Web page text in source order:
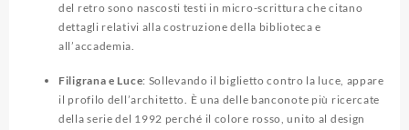
del retro sono nascosti testi in micro-scrittura che citano
dettagli relativi alla costruzione della biblioteca e
all’accademia.
Filigrana e Luce: Sollevando il biglietto contro la luce, appare
il profilo dell’architetto. È una delle banconote più ricercate
della serie del 1992 perché il colore rosso, unito al design